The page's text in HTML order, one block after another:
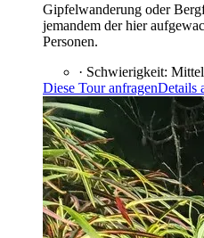
Gipfelwanderung oder
jemandem der hier
Personen.
· Schwierigkeit: Mittel
Diese Tour anfragenDetails